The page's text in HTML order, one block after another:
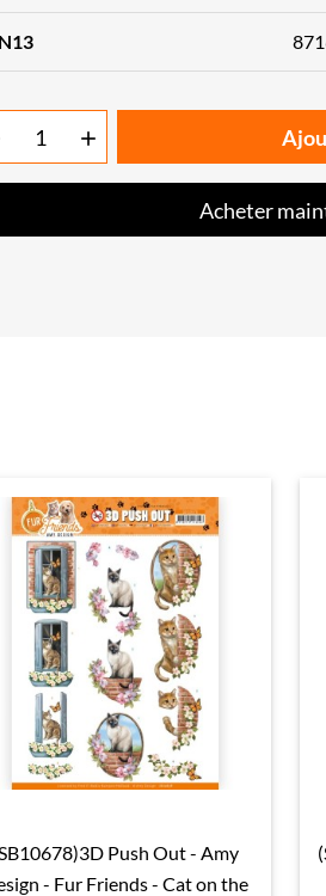

Acheter
 Aperçu rapide
Push Out - Amy
- Fur Friends - Cat on the